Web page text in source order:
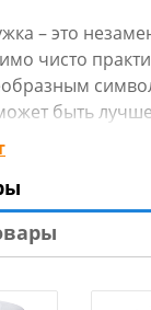
– это
чисто
быть
мягкие
если вам не
пить
налить и
В РЦ Восток